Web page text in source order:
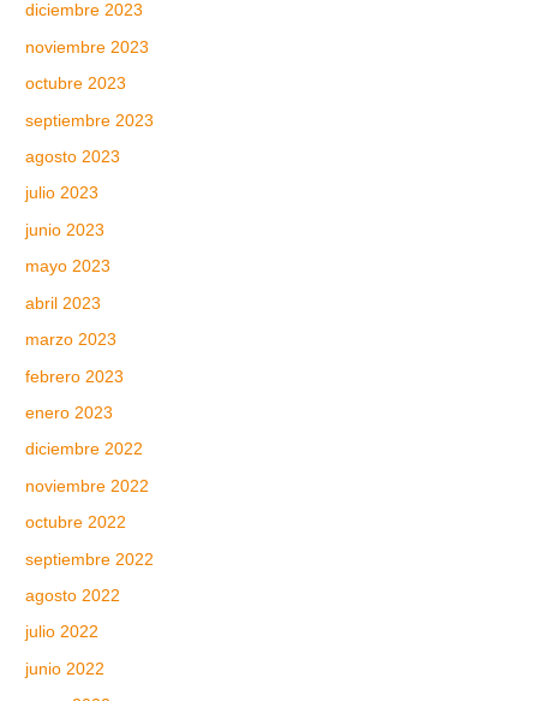
diciembre 2023
noviembre 2023
octubre 2023
septiembre 2023
agosto 2023
julio 2023
junio 2023
mayo 2023
abril 2023
marzo 2023
febrero 2023
enero 2023
diciembre 2022
noviembre 2022
octubre 2022
septiembre 2022
agosto 2022
julio 2022
junio 2022